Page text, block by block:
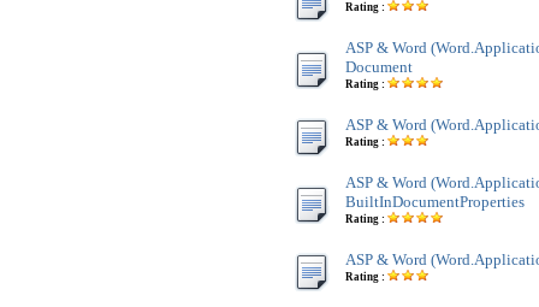
Rating :
ASP & Word
Document
Rating :
ASP & Word
Rating :
ASP & Word
BuiltInDocumentProperties
Rating :
ASP & Word
Rating :